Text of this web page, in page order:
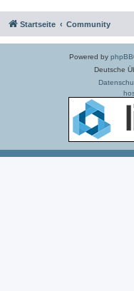
Startseite Community
Powered by phpBB
Deutsche